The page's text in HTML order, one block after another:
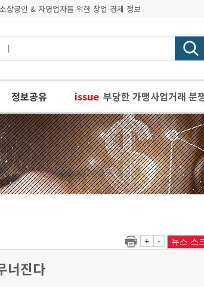
소상공인 & 자영업자를 위한 창업 경제 정보
정보공유 issue 부당한 가맹사업거래 분
한국사회투자 ESG 대
식품부, 우리 음식과 전
인천창조경제혁신센터,
+ - 뉴스 스
너진다